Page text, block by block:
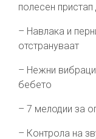
полесен
– Навлака и
отстрануваат
– Нежни
бебето
– 7 мелодии за
– Контрола на